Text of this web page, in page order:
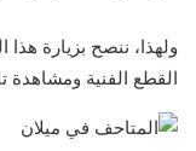
ولهذا، ننصح بزيارة
القطع الفنية ومشاهدة